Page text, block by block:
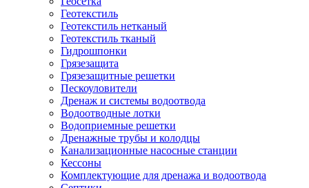
Геотекстиль
Геотекстиль нетканый
Геотекстиль тканый
Гидрошпонки
Грязезащита
Грязезащитные решетки
Пескоуловители
Дренаж и системы водоотвода
Водоотводные лотки
Водоприемные решетки
Дренажные трубы и колодцы
Канализационные насосные станции
Кессоны
Комплектующие для дренажа и водоотвода